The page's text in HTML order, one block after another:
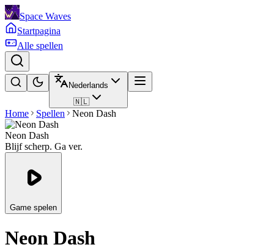
Space Waves
Startpagina
Alle spellen
Nederlands
🇳🇱
Home Spellen Neon Dash
Neon Dash
Blijf scherp. Ga ver.
Game spelen
Neon Dash